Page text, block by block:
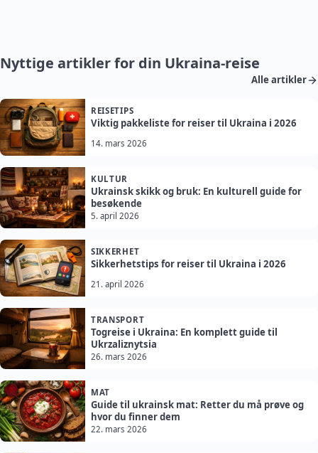
Nyttige artikler for din Ukraina-reise
Alle artikler
REISETIPS
Viktig pakkeliste for reiser til Ukraina i 2026
14. mars 2026
KULTUR
Ukrainsk skikk og bruk: En kulturell guide for
besøkende
5. april 2026
SIKKERHET
Sikkerhetstips for reiser til Ukraina i 2026
21. april 2026
TRANSPORT
Togreise i Ukraina: En komplett guide til
Ukrzaliznytsia
26. mars 2026
MAT
Guide til ukrainsk mat: Retter du må prøve og
hvor du finner dem
22. mars 2026